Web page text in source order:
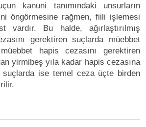
kanuni tanımındaki unsurların
öngörmesine rağmen, fiili işlemesi
vardır. Bu halde, ağırlaştırılmış
gerektiren suçlarda müebbet
hapis cezasını gerektiren
yirmibeş yıla kadar hapis cezasına
suçlarda ise temel ceza üçte birden